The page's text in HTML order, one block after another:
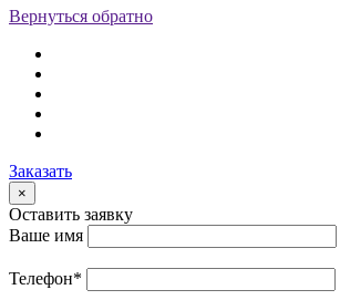
Вернуться обратно
Заказать
×
Оставить заявку
Ваше имя
Телефон*